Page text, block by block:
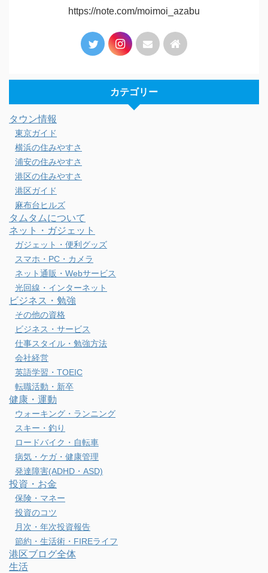
https://note.com/moimoi_azabu
カテゴリー
タウン情報
東京ガイド
横浜の住みやすさ
浦安の住みやすさ
港区の住みやすさ
港区ガイド
麻布台ヒルズ
タムタムについて
ネット・ガジェット
ガジェット・便利グッズ
スマホ・PC・カメラ
ネット通販・Webサービス
光回線・インターネット
ビジネス・勉強
その他の資格
ビジネス・サービス
仕事スタイル・勉強方法
会社経営
英語学習・TOEIC
転職活動・新卒
健康・運動
ウォーキング・ランニング
スキー・釣り
ロードバイク・自転車
病気・ケガ・健康管理
発達障害(ADHD・ASD)
投資・お金
保険・マネー
投資のコツ
月次・年次投資報告
節約・生活術・FIREライフ
港区ブログ全体
生活